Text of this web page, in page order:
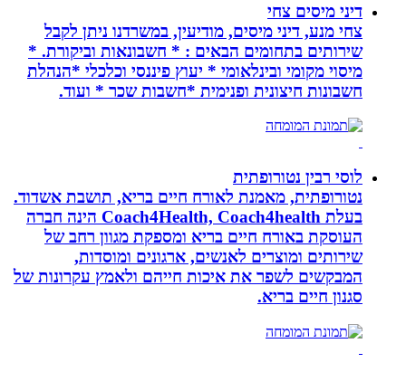
דיני מיסים צחי
צחי מנע, דיני מיסים, מודיעין, במשרדנו ניתן לקבל
שירותים בתחומים הבאים : * חשבונאות וביקורת. *
מיסוי מקומי ובינלאומי * יעוץ פיננסי וכלכלי *הנהלת
חשבונות חיצונית ופנימית *חשבות שכר * ועוד.
לוסי רבין נטורופתית
נטורופתית, מאמנת לאורח חיים בריא, תושבת אשדוד.
בעלת Coach4Health, Coach4health הינה חברה
העוסקת באורח חיים בריא ומספקת מגוון רחב של
שירותים ומוצרים לאנשים, ארגונים ומוסדות,
המבקשים לשפר את איכות חייהם ולאמץ עקרונות של
סגנון חיים בריא.